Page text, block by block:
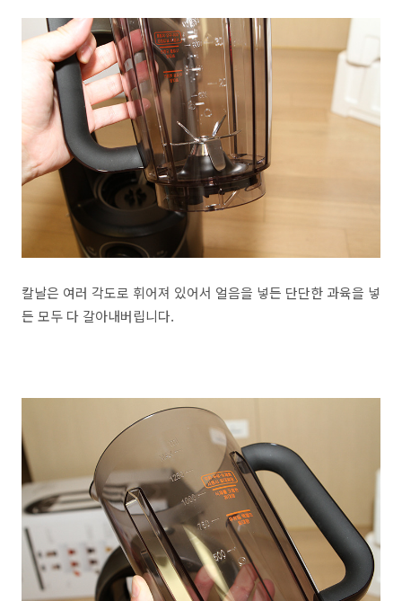
칼날은 여러 각도로 휘어져 있어서 얼음을 넣든 단단한 과육을 넣
든 모두 다 갈아내버립니다.